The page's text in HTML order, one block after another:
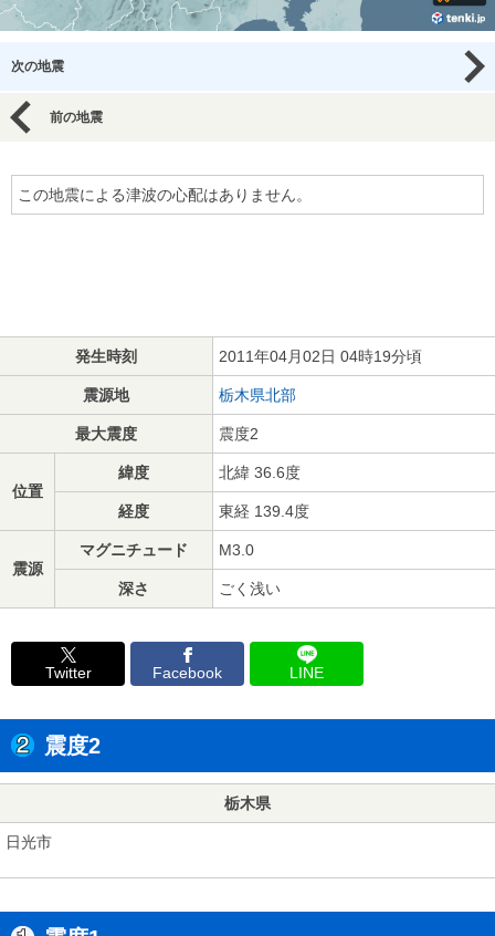
次の地震
前の地震
この地震による津波の心配はありません。
発生時刻 2011年04月02日 04時19分頃
震源地 栃木県北部
最大震度 震度2
位置
緯度 北緯 36.6度
経度 東経 139.4度
震源
マグニチュード M3.0
深さ ごく浅い
Twitter Facebook LINE
震度2
栃木県
日光市